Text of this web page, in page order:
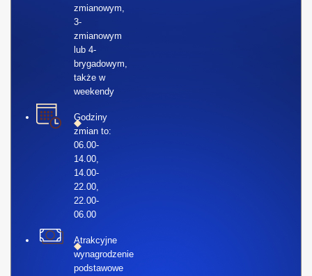
zmianowym,
3-
zmianowym
lub 4-
brygadowym,
także w
weekendy
Godziny
zmian to:
06.00-
14.00,
14.00-
22.00,
22.00-
06.00
Atrakcyjne
wynagrodzenie
podstawowe